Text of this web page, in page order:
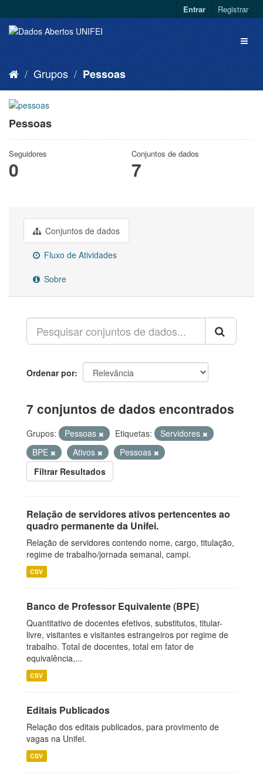
Entrar Registrar
Grupos Pessoas
Pessoas
Seguidores
0
Conjuntos de dados
7
Conjuntos de dados
Fluxo de Atividades
Sobre
Ordenar por
7 conjuntos de dados encontrados
Grupos: Pessoas Etiquetas:
Servidores
BPE
Ativos
Pessoas
Filtrar Resultados
Relação de servidores ativos pertencentes ao
quadro permanente da Unifei.
Relação de servidores contendo nome, cargo, titulação,
regime de trabalho/jornada semanal, campi.
CSV
Banco de Professor Equivalente (BPE)
Quantitativo de docentes efetivos, substitutos, titular-
livre, visitantes e visitantes estrangeiros por regime de
trabalho. Total de docentes, total em fator de
equivalência,...
CSV
Editais Publicados
Relação dos editais publicados, para provimento de
vagas na Unifei.
CSV